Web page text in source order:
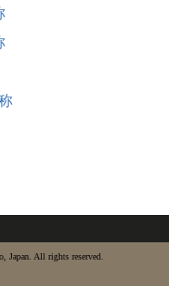
Japan. All rights reserved.